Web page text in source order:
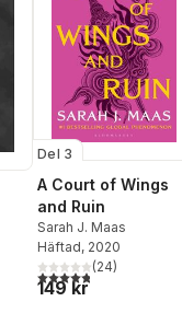
Del 3
A Court of Wings
and Ruin
Sarah J. Maas
Häftad, 2020
4,8utav 5 stjärnor.
(24)
149 kr